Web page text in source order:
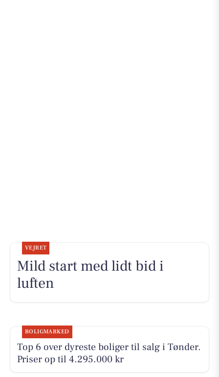
VEJRET
Mild start med lidt bid i
luften
BOLIGMARKED
Top 6 over dyreste boliger til salg i Tønder.
Priser op til 4.295.000 kr